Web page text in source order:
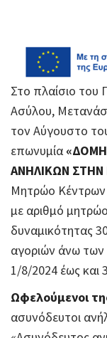
Στο πλαίσιο του
Ασύλου,
τον Αύγουστο
επωνυμία«ΔΟΜΗ
ΑΝΗΛΙΚΩΝ ΣΤΗΝ
Μητρώο Κέντρων
με αριθμό
δυναμικότητας
αγοριών άνω των
1/8/2024 έως και
Ωφελούμενοι
ασυνόδευτοι